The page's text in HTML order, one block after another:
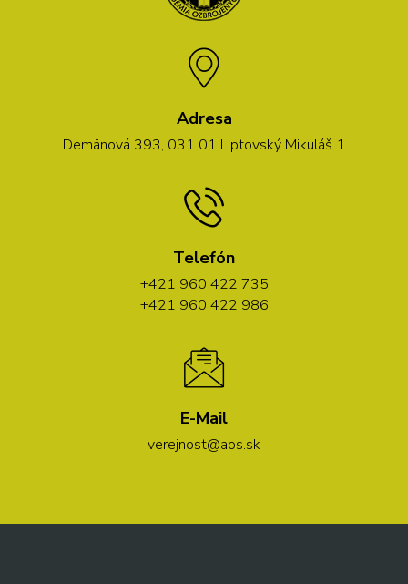
Adresa
Demänová 393, 031 01 Liptovský Mikuláš 1
Telefón
+421 960 422 735
+421 960 422 986
E-Mail
verejnost@aos.sk